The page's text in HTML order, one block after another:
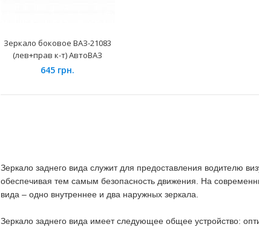
Зеркало боковое ВАЗ-21083
(лев+прав к-т) АвтоВАЗ
645 грн.
Зеркало заднего вида служит для предоставления водителю
обеспечивая тем самым безопасность движения. На
вида – одно внутреннее и два наружных зеркала.
Зеркало заднего вида имеет следующее общее устройство: